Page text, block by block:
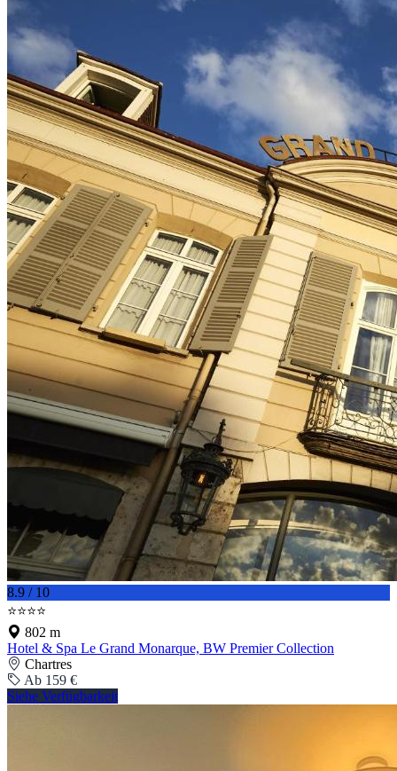
8.9 / 10
⭐⭐⭐⭐
802 m
Hotel & Spa Le Grand Monarque, BW Premier Collection
Chartres
Ab 159 €
Siehe Verfügbarkeit